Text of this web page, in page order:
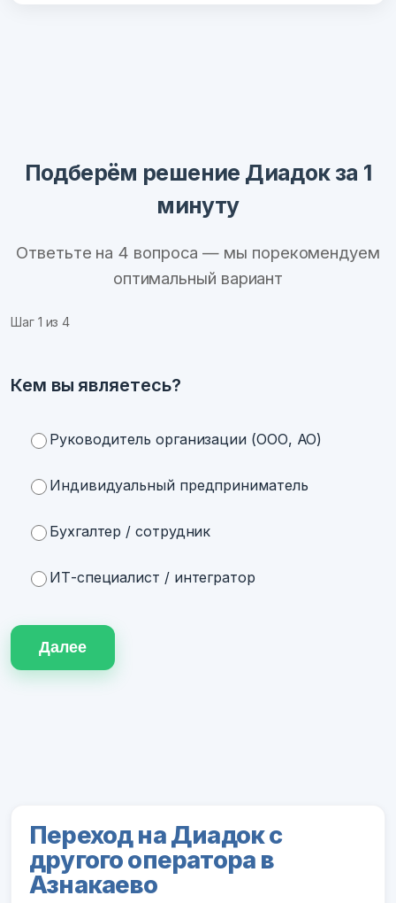
Подберём решение Диадок за 1
минуту
Ответьте на 4 вопроса — мы порекомендуем
оптимальный вариант
Шаг 1 из 4
Кем вы являетесь?
Руководитель организации (ООО, АО)
Индивидуальный предприниматель
Бухгалтер / сотрудник
ИТ-специалист / интегратор
Далее
Переход на Диадок с
другого оператора в
Азнакаево